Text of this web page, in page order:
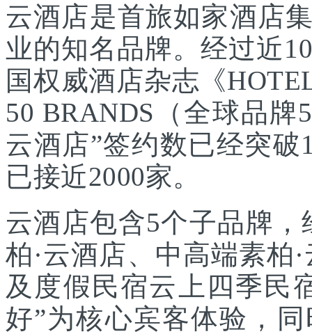
云酒店是首旅如家酒店
业的知名品牌。经过近
国权威酒店杂志《
50 BRANDS（全球品牌
云酒店”签约数已经突破
已接近2000家。
云酒店包含5个子品牌
柏·云酒店、中高端素柏
及度假民宿云上四季民
好”为核心宾客体验，